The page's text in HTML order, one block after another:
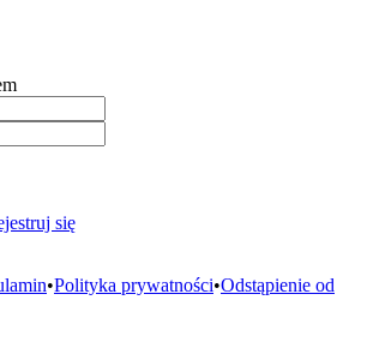
się
•Polityka prywatności•Odstąpienie od